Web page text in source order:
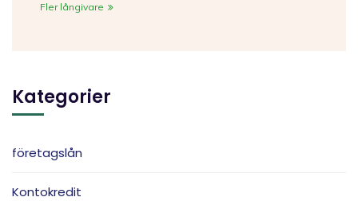
Fler långivare
Kategorier
företagslån
Kontokredit